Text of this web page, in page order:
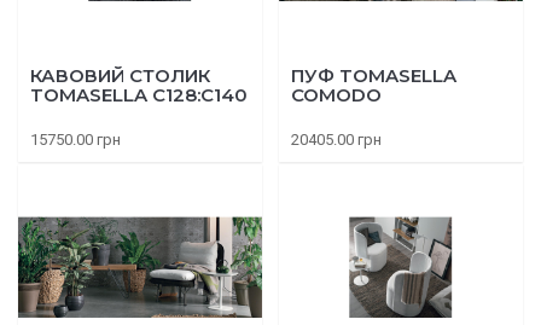
КАВОВИЙ СТОЛИК
TOMASELLA C128:C140
15750.00 грн
ПУФ TOMASELLA
COMODO
20405.00 грн